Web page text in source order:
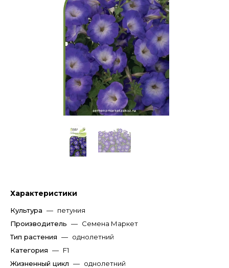
Характеристики
Культура — петуния
Производитель — Семена Маркет
Тип растения — однолетний
Категория — F1
Жизненный цикл — однолетний